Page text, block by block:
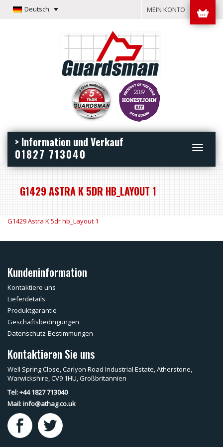
Deutsch MEIN KONTO
Toggle
> Information und Verkauf
01827 713040
G1429 ASTRA K 5DR HB_LAYOUT 1
G1429 Astra K 5dr hb_Layout 1
Kundeninformation
Kontaktiere uns
Lieferdetails
Produktgarantie
Geschäftsbedingungen
Datenschutz-Bestimmungen
Kontaktieren Sie uns
Well Spring Close, Carlyon Road Industrial Estate, Atherstone,
Warwickshire, CV9 1HU, Großbritannien
Tel: +44 1827 713040
Mail:info@athag.co.uk